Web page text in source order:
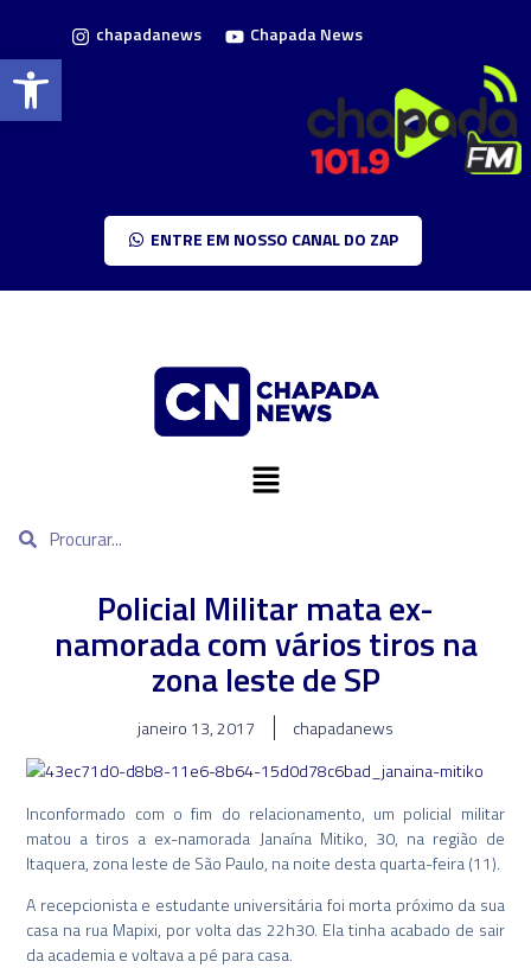
Barra de Ferramentas Aberta
chapadanews Chapada News
ENTRE EM NOSSO CANAL DO ZAP
Policial Militar mata ex-
namorada com vários tiros na
zona leste de SP
janeiro 13, 2017 chapadanews
Inconformado com o fim do relacionamento, um policial militar
matou a tiros a ex-namorada Janaína Mitiko, 30, na região de
Itaquera, zona leste de São Paulo, na noite desta quarta-feira (11).
A recepcionista e estudante universitária foi morta próximo da sua
casa na rua Mapixi, por volta das 22h30. Ela tinha acabado de sair
da academia e voltava a pé para casa.